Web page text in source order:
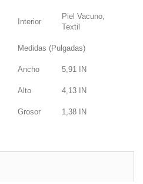
Interior
Piel Vacuno,
Textil
Medidas (Pulgadas)
Ancho 5,91 IN
Alto 4,13 IN
Grosor 1,38 IN